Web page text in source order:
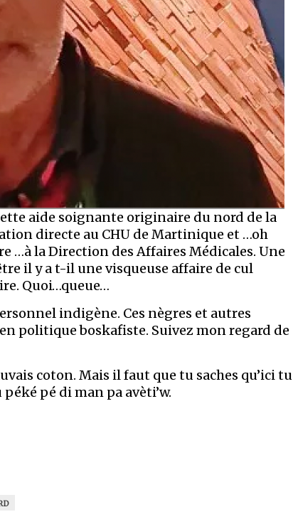
aide soignante originaire du nord de la
directe au CHU de Martinique et …oh
…à la Direction des Affaires Médicales. Une
il y a t-il une visqueuse affaire de cul
Quoi…queue…
indigène. Ces nègres et autres
politique boskafiste. Suivez mon regard de
coton. Mais il faut que tu saches qu’ici tu
pé di man pa avèti’w.